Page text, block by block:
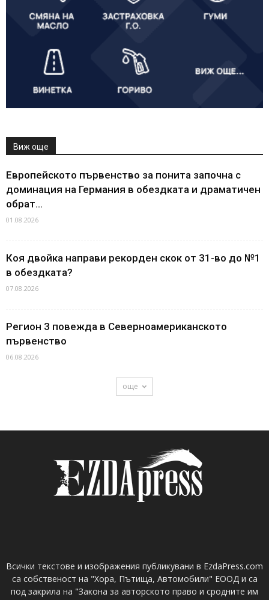
Виж още
Европейското първенство за понита започна с
доминация на Германия в обездката и драматичен
обрат...
01.08.2026
Коя двойка направи рекорден скок от 31-во до №1
в обездката?
07.08.2026
Регион 3 повежда в Северноамериканското
първенство
06.08.2026
още
Всички текстове и изображения публикувани в EzdaPress.com
са собственост на "Хора, Пътища, Автомобили" ЕООД и са
под закрила на "Закона за авторското право и сродните им